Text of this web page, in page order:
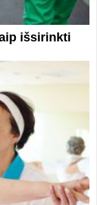
išsirinkti